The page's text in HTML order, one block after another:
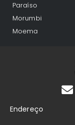
Paraíso
Morumbi
Moema
Endereço